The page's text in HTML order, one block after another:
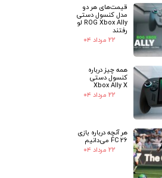
قیمت‌های هر دو
مدل کنسول دستی
ROG Xbox Ally لو
رفتند
۲۲ مرداد ۰۴
همه چیز درباره
کنسول دستی
Xbox Ally X
۲۲ مرداد ۰۴
هر آنچه درباره بازی
FC 26 می‌دانیم
۲۲ مرداد ۰۴